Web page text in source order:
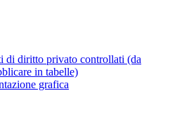
di diritto privato controllati (da
in tabelle)
grafica